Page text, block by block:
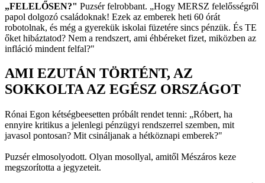
„FELELŐSEN?" Puzsér felrobbant. „Hogy MERSZ felelősségről
papol dolgozó családoknak! Ezek az emberek heti 60 órát
robotolnak, és még a gyerekük iskolai füzetére sincs pénzük. És TE
őket hibáztatod? Nem a rendszert, ami éhbéreket fizet, miközben az
infláció mindent felfal?"
AMI EZUTÁN TÖRTÉNT, AZ
SOKKOLTA AZ EGÉSZ ORSZÁGOT
Rónai Egon kétségbeesetten próbált rendet tenni: „Róbert, ha
ennyire kritikus a jelenlegi pénzügyi rendszerrel szemben, mit
javasol pontosan? Mit csináljanak a hétköznapi emberek?"
Puzsér elmosolyodott. Olyan mosollyal, amitől Mészáros keze
megszorította a jegyzeteit.